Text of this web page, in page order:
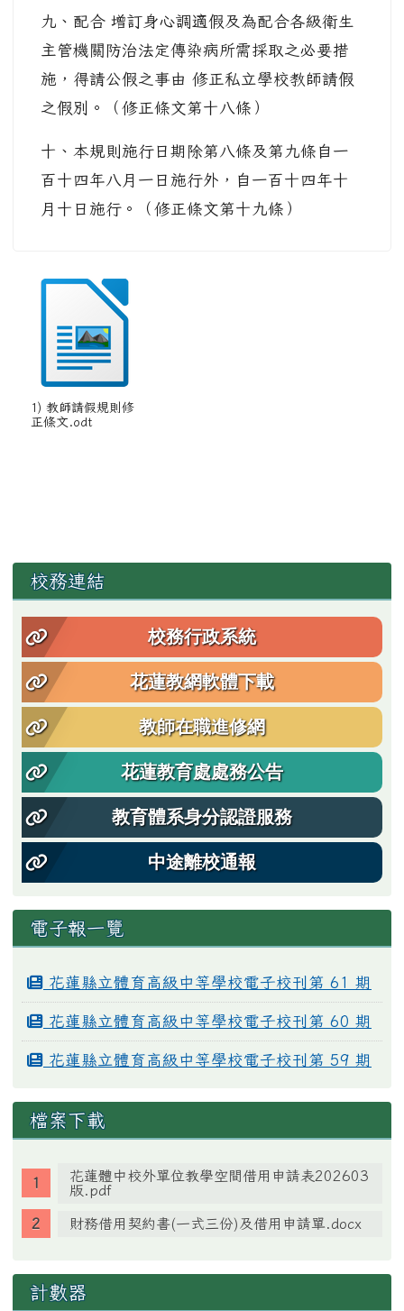
九、配合 增訂身心調適假及為配合各級衛生
主管機關防治法定傳染病所需採取之必要措
施，得請公假之事由 修正私立學校教師請假
之假別。（修正條文第十八條）
十、本規則施行日期除第八條及第九條自一
百十四年八月一日施行外，自一百十四年十
月十日施行。（修正條文第十九條）
1) 教師請假規則修
正條文.odt
左邊區域內容
校務連結
校務行政系統
花蓮教網軟體下載
教師在職進修網
花蓮教育處處務公告
教育體系身分認證服務
中途離校通報
電子報一覽
花蓮縣立體育高級中等學校電子校刊第 61 期
花蓮縣立體育高級中等學校電子校刊第 60 期
花蓮縣立體育高級中等學校電子校刊第 59 期
檔案下載
花蓮體中校外單位教學空間借用申請表202603
版.pdf
財務借用契約書(一式三份)及借用申請單.docx
計數器